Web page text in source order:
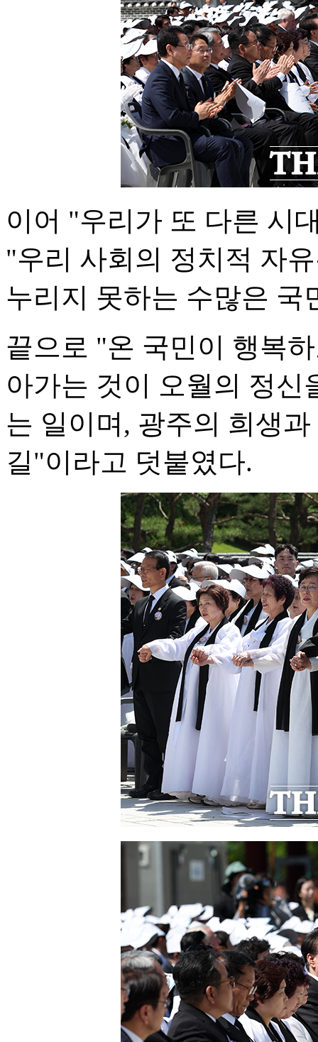
이어 "우리가 또 다른 시
"우리 사회의 정치적 자
누리지 못하는 수많은 국
끝으로 "온 국민이 행복
아가는 것이 오월의 정신
는 일이며, 광주의 희생
길"이라고 덧붙였다.